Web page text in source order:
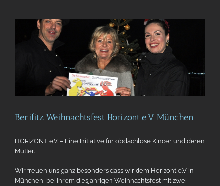
Benifitz Weihnachtsfest Horizont e.V München
HORIZONT e.V. – Eine Initiative für obdachlose Kinder und deren
Mütter.
Wir freuen uns ganz besonders dass wir dem Horizont e.V in
München, bei Ihrem diesjährigen Weihnachtsfest mit zwei